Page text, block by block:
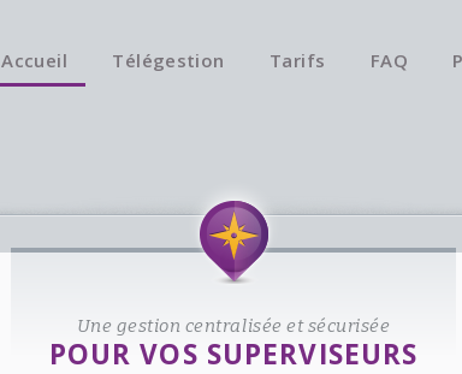
Accueil Télégestion Tarifs FAQ
Une gestion centralisée et sécurisée
POUR VOS SUPERVISEURS